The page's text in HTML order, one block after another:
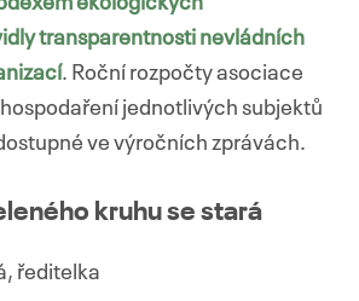
transparentnosti nevládních
. Roční rozpočty asociace
jednotlivých subjektů
ve výročních zprávách.
kruhu se stará
ředitelka